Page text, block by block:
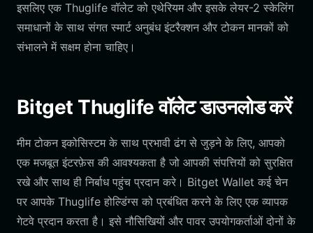
इसलिए एक Thuglife वॉलेट को एथेरियम और इसके लेयर-2 स्केलिंग
समाधानों के साथ संगत स्मार्ट अनुबंध इंटरैक्शन और टोकन मानकों को
संभालने में सक्षम होना चाहिए।
Bitget Thuglife वॉलेट डाउनलोड करें
मीम टोकन इकोसिस्टम के साथ प्रभावी ढंग से जुड़ने के लिए, आपको
एक मजबूत इंटरफ़ेस की आवश्यकता है जो आपकी संपत्तियों को सुरक्षित
रखे और साथ ही निर्बाध पहुंच प्रदान करे। Bitget Wallet कई चेन
पर आपके Thuglife होल्डिंग्स को प्रबंधित करने के लिए एक व्यापक
गेटवे प्रदान करता है। इसे नौसिखियों और पावर उपयोगकर्ताओं दोनों के